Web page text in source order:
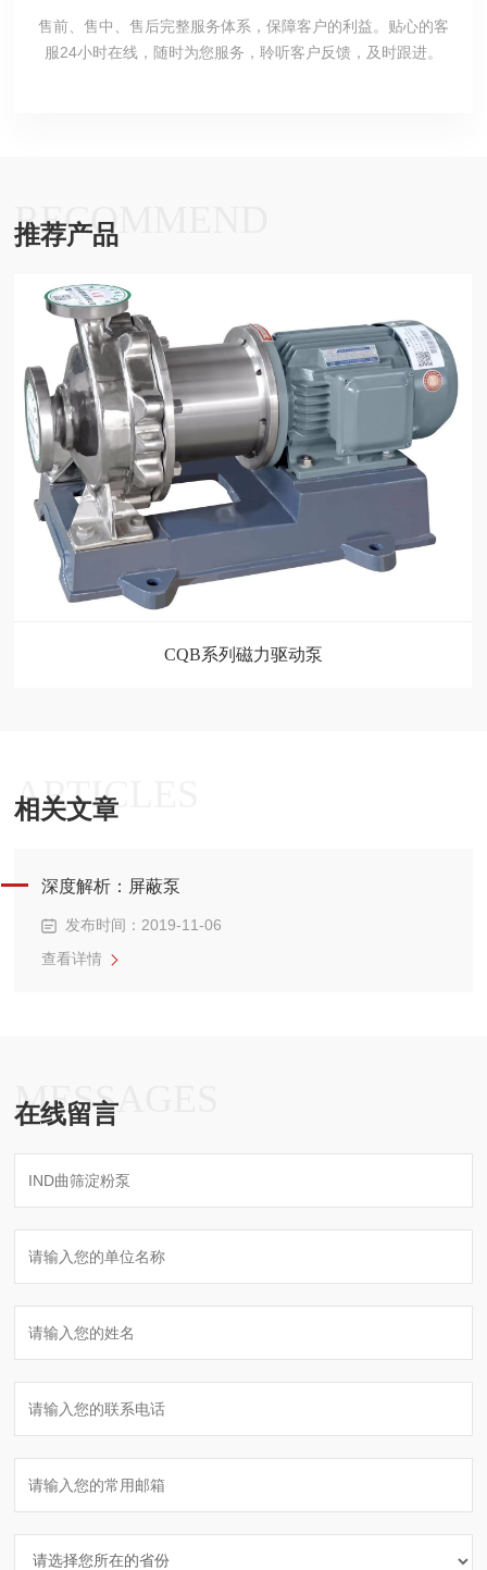
售前、售中、售后完整服务体系，保障客户的利益。贴心的客
服24小时在线，随时为您服务，聆听客户反馈，及时跟进。
RECOMMEND
推荐产品
CQB系列磁力驱动泵
ARTICLES
相关文章
深度解析：屏蔽泵
发布时间：2019-11-06
查看详情
MESSAGES
在线留言